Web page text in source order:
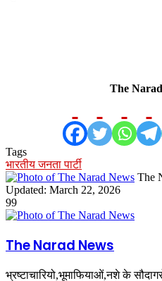
The
Tags
भारतीय जनता पार्टी
The
Updated: March 22, 2026
99
The Narad News
भ्रष्टाचारियो,भूमाफियाओं,नशे के